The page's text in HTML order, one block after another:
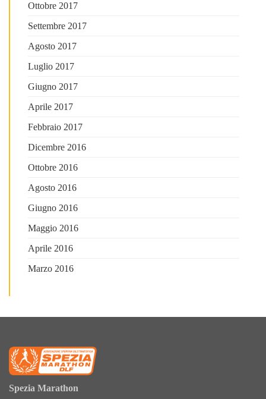
Ottobre 2017
Settembre 2017
Agosto 2017
Luglio 2017
Giugno 2017
Aprile 2017
Febbraio 2017
Dicembre 2016
Ottobre 2016
Agosto 2016
Giugno 2016
Maggio 2016
Aprile 2016
Marzo 2016
Spezia Marathon